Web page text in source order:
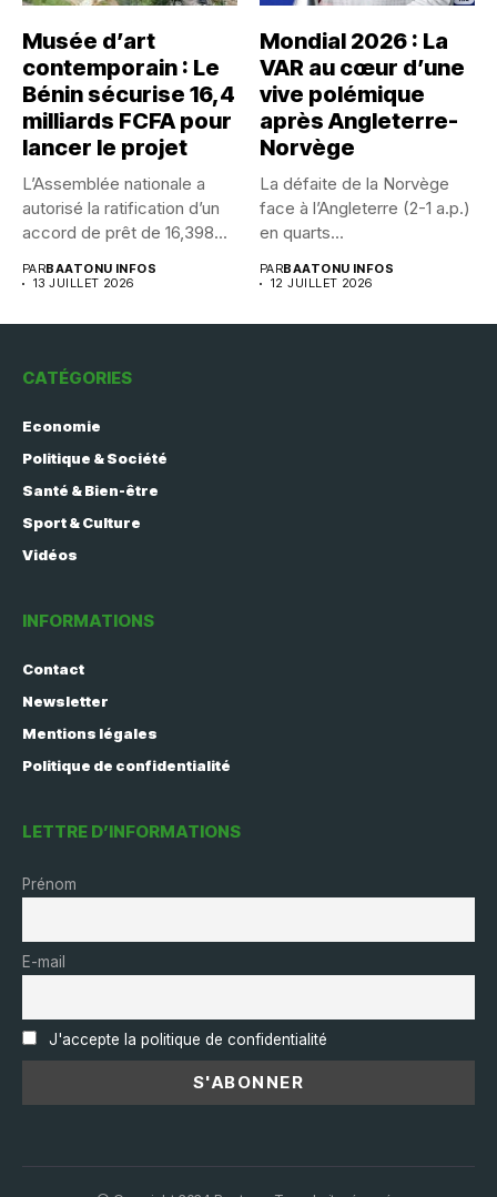
Musée d’art
contemporain : Le
Bénin sécurise 16,4
milliards FCFA pour
lancer le projet
L’Assemblée nationale a
autorisé la ratification d’un
accord de prêt de 16,398...
PARBAATONU INFOS
13 JUILLET 2026
Mondial 2026 : La
VAR au cœur d’une
vive polémique
après Angleterre-
Norvège
La défaite de la Norvège
face à l’Angleterre (2-1 a.p.)
en quarts...
PARBAATONU INFOS
12 JUILLET 2026
CATÉGORIES
Economie
Politique & Société
Santé & Bien-être
Sport & Culture
Vidéos
INFORMATIONS
Contact
Newsletter
Mentions légales
Politique de confidentialité
LETTRE D’INFORMATIONS
Prénom
E-mail
J'accepte la politique de confidentialité